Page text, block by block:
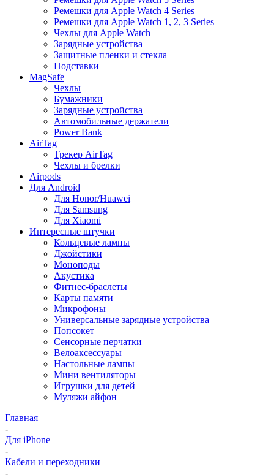
Ремешки для Apple Watch 4 Series
Ремешки для Apple Watch 1, 2, 3 Series
Чехлы для Apple Watch
Зарядные устройства
Защитные пленки и стекла
Подставки
MagSafe
Чехлы
Бумажники
Зарядные устройства
Автомобильные держатели
Power Bank
AirTag
Трекер AirTag
Чехлы и брелки
Airpods
Для Android
Для Honor/Huawei
Для Samsung
Для Xiaomi
Интересные штучки
Кольцевые лампы
Джойстики
Моноподы
Акустика
Фитнес-браслеты
Карты памяти
Микрофоны
Универсальные зарядные устройства
Попсокет
Сенсорные перчатки
Велоаксессуары
Настольные лампы
Мини вентиляторы
Игрушки для детей
Муляжи айфон
Главная
-
Для iPhone
-
Кабели и переходники
-